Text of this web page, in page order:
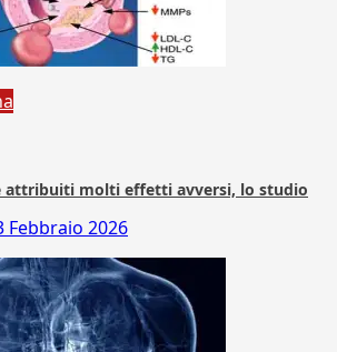
attribuiti molti effetti avversi, lo studio
Febbraio 2026